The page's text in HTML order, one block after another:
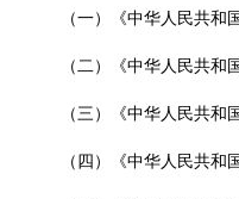
（一）《中华人民共
（二）《中华人民共
（三）《中华人民共
（四）《中华人民共